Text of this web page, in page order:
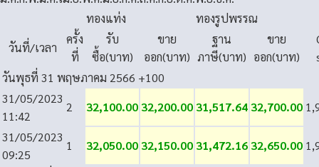
ทองแท่ง
ทองรูปพรรณ
วันที่/เวลา
ครั้ง
ที่
รับ
ซื้อ(บาท)
ขาย
ออก(บาท)
ฐาน
ภาษี(บาท)
ขาย
ออก(บาท)
วันพุธที่ 31 พฤษภาคม 2566 +100
31/05/2023
11:42
2 32,100.00 32,200.00 31,517.64 32,700.00
31/05/2023
09:25
1 32,050.00 32,150.00 31,472.16 32,650.00